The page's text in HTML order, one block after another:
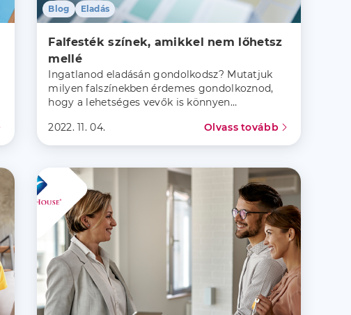
Blog Eladás
Falfesték színek, amikkel nem lőhetsz
mellé
Ingatlanod eladásán gondolkodsz? Mutatjuk
milyen falszínekben érdemes gondolkoznod,
hogy a lehetséges vevők is könnyen
2022. 11. 04.
Olvass tovább